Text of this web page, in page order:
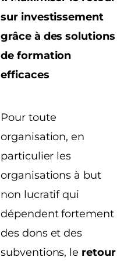
sur investissement
grâce à des solutions
de formation
efficaces
Pour toute
organisation, en
particulier les
organisations à but
non lucratif qui
dépendent fortement
des dons et des
subventions, le retour